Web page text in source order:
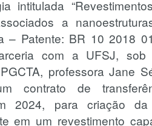
intitulada
a
– Patente: BR 10 2018
com a UFSJ, sob
professora Jane
contrato de
2024, para criação
em um revestimento